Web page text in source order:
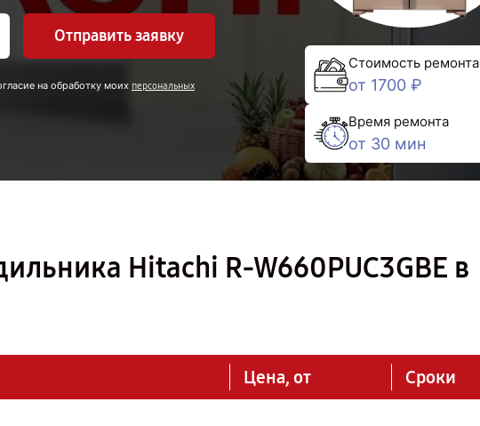
Отправить заявку
на обработку моих персональных
Стоимость ремонта
от 1700 ₽
Время ремонта
от 30 мин
Hitachi R-W660PUC3GBE в
Цена, от Сроки